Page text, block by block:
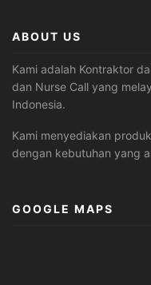
ABOUT US
Kami adalah Kontraktor
dan Nurse Call yang
Indonesia.
Kami menyediakan
dengan kebutuhan yang
GOOGLE MAPS